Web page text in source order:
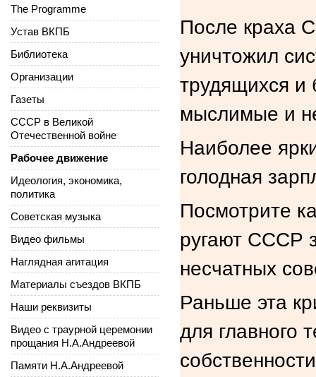
После краха
уничтожил
трудящихся
мыслимые и
Наиболее
голодная
Посмотрите
ругают СССР
несчатных
Раньше эта
для главного
The Programme
Устав ВКПБ
Библиотека
Организации
Газеты
СССР в Великой
Отечественной войне
Рабочее движение
Идеология, экономика,
политика
Советская музыка
Видео фильмы
Наглядная агитация
Материалы съездов ВКПБ
Наши реквизиты
Видео с траурной церемонии
прощания Н.А.Андреевой
Памяти Н.А.Андреевой